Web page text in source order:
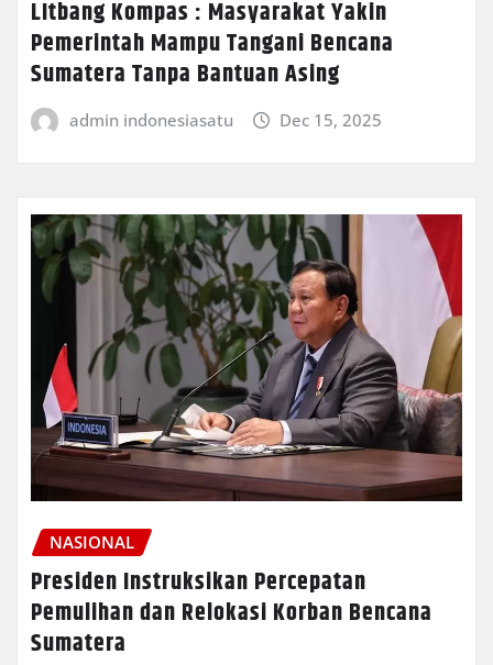
LItbang Kompas : Masyarakat Yakin
Pemerintah Mampu Tangani Bencana
Sumatera Tanpa Bantuan Asing
admin indonesiasatu Dec 15, 2025
NASIONAL
Presiden Instruksikan Percepatan
Pemulihan dan Relokasi Korban Bencana
Sumatera